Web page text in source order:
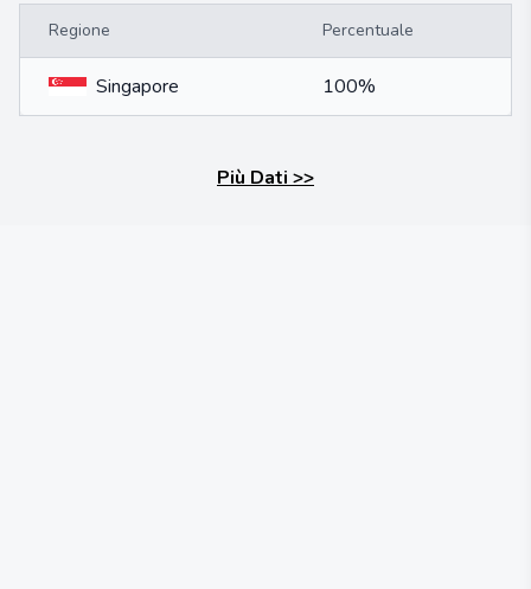
Regione Percentuale
Singapore 100%
Più Dati >>